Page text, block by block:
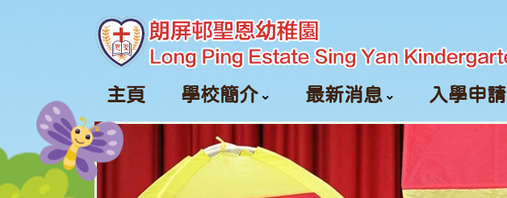
主頁 學校簡介 最新消息 入學申請